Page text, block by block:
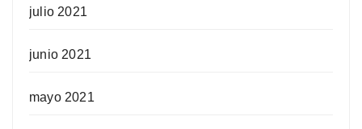
julio 2021
junio 2021
mayo 2021